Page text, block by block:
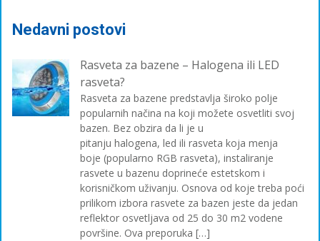
Nedavni postovi
Rasveta za bazene – Halogena ili LED
rasveta?
Rasveta za bazene predstavlja široko polje
popularnih načina na koji možete osvetliti svoj
bazen. Bez obzira da li je u
pitanju halogena, led ili rasveta koja menja
boje (popularno RGB rasveta), instaliranje
rasvete u bazenu doprineće estetskom i
korisničkom uživanju. Osnova od koje treba poći
prilikom izbora rasvete za bazen jeste da jedan
reflektor osvetljava od 25 do 30 m2 vodene
površine. Ova preporuka […]